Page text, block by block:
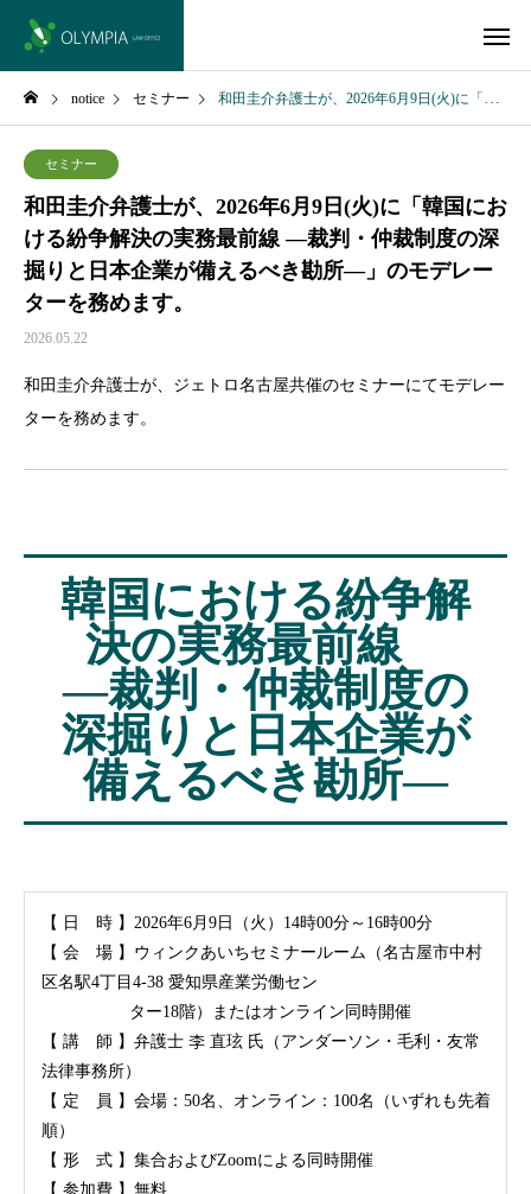
notice セミナー 和田圭介弁護士が、2026年6月9日(火)に「韓国における紛争解決の実務最前線 ―裁判・仲裁制度の深掘りと日本企業が備えるべき勘所―」のモデレーターを務めます。
セミナー
和田圭介弁護士が、2026年6月9日(火)に「韓国にお
ける紛争解決の実務最前線 ―裁判・仲裁制度の深
掘りと日本企業が備えるべき勘所―」のモデレー
ターを務めます。
2026.05.22
和田圭介弁護士が、ジェトロ名古屋共催のセミナーにてモデレー
ターを務めます。
韓国における紛争解
決の実務最前線
―裁判・仲裁制度の
深掘りと日本企業が
備えるべき勘所―
【 日 時 】2026年6月9日（火）14時00分～16時00分
【 会 場 】ウィンクあいちセミナールーム（名古屋市中村
区名駅4丁目4-38 愛知県産業労働セン
ター18階）またはオンライン同時開催
【 講 師 】弁護士 李 直玹 氏（アンダーソン・毛利・友常
法律事務所）
【 定 員 】会場：50名、オンライン：100名（いずれも先着
順）
【 形 式 】集合およびZoomによる同時開催
【 参加費 】無料